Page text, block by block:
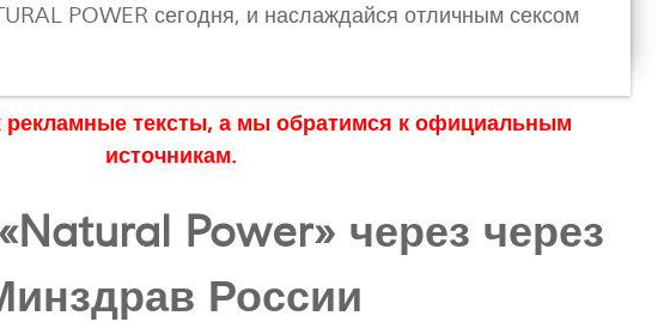
POWER сегодня, и наслаждайся отличным сексом
рекламные тексты, а мы обратимся к официальным
источникам.
Power» через через
России